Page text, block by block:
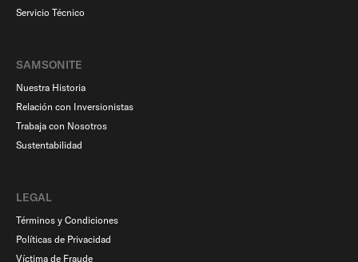
Servicio Técnico
SAMSONITE
Nuestra Historia
Relación con Inversionistas
Trabaja con Nosotros
Sustentabilidad
LEGAL
Términos y Condiciones
Políticas de Privacidad
Víctima de Fraude